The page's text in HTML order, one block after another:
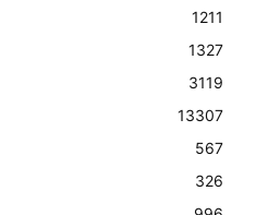
1211
1327
3119
13307
567
326